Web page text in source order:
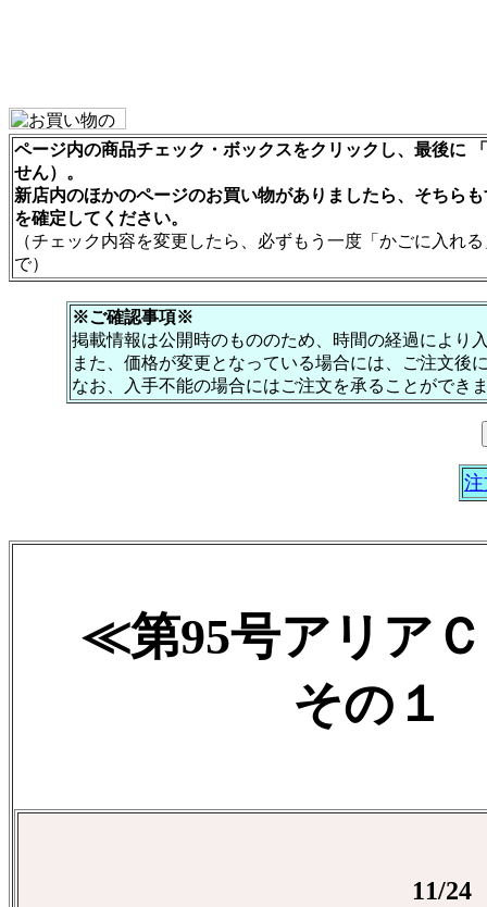
ページ内の商品チェック・ボックスをクリックし、最後に
せん）。
新店内のほかのページのお買い物がありましたら、そちら
を確定してください。
（チェック内容を変更したら、必ずもう一度「かごに入れ
で）
※ご確認事項※
掲載情報は公開時のもののため、時間の経過により
また、価格が変更となっている場合には、ご注文後
なお、入手不能の場合にはご注文を承ることができ
≪第95号アリア
その１
11/24